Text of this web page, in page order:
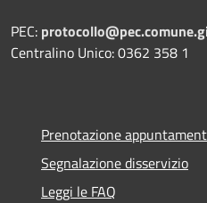
PEC:
Centralino Unico: 0362 358 1
Prenotazione
Segnalazione disservizio
Leggi le FAQ